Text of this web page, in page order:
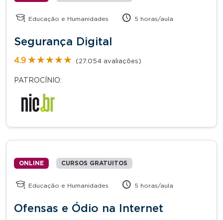
Educação e Humanidades 5 horas/aula
Segurança Digital
4.9 ★★★★★
★★★★★ (27.054 avaliações)
PATROCÍNIO:
ONLINE CURSOS GRATUITOS
Educação e Humanidades 5 horas/aula
Ofensas e Ódio na Internet